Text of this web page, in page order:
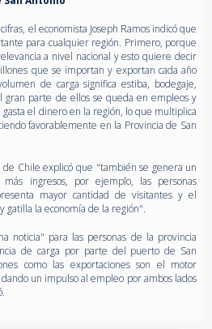
el economista Joseph Ramos indicó que
para cualquier región. Primero, porque
a nivel nacional y esto quiere decir
que se importan y exportan cada año
de carga significa estiba, bodegaje,
gran parte de ellos se queda en empleos y
gasta el dinero en la región, lo que multiplica
favorablemente en la Provincia de San
de Chile explicó que "también se genera un
ingresos, por ejemplo, las personas
mayor cantidad de visitantes y el
gatilla la economía de la región".
noticia" para las personas de la provincia
de carga por parte del puerto de San
como las exportaciones son el motor
un impulso al empleo por ambos lados